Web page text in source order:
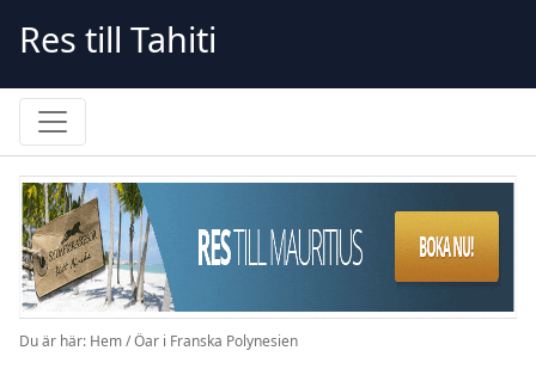
Res till Tahiti
Du är här: Hem/Öar i Franska Polynesien